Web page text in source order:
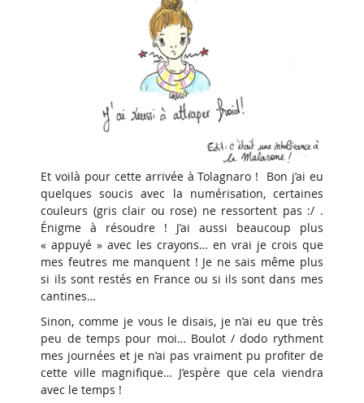
Et voilà pour cette arrivée à Tolagnaro ! Bon j’ai eu
quelques soucis avec la numérisation, certaines
couleurs (gris clair ou rose) ne ressortent pas :/ .
Énigme à résoudre ! J’ai aussi beaucoup plus
« appuyé » avec les crayons… en vrai je crois que
mes feutres me manquent ! Je ne sais même plus
si ils sont restés en France ou si ils sont dans mes
cantines…
Sinon, comme je vous le disais, je n’ai eu que très
peu de temps pour moi… Boulot / dodo rythment
mes journées et je n’ai pas vraiment pu profiter de
cette ville magnifique… J’espère que cela viendra
avec le temps !